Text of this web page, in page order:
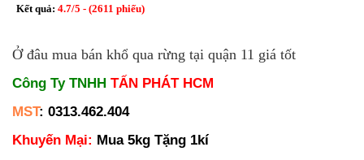
Kết quả: 4.7/5 - (2611 phiếu)
Ở đâu mua bán khổ qua rừng tại quận 11 giá tốt
Công Ty TNHH TẤN PHÁT HCM
MST: 0313.462.404
Khuyến Mại: Mua 5kg Tặng 1kí